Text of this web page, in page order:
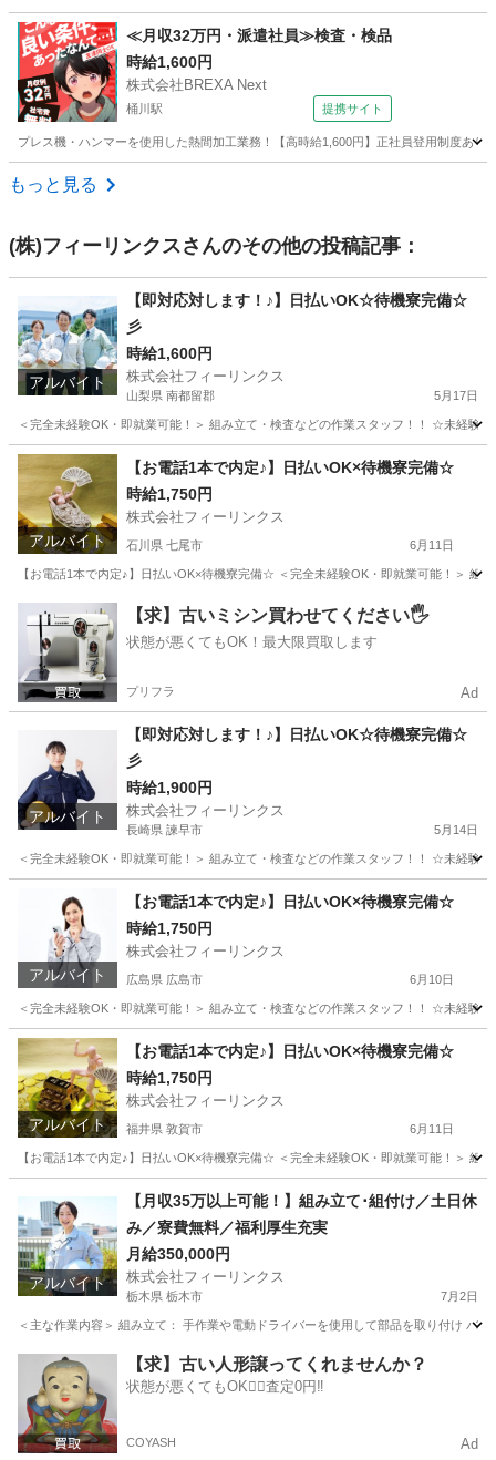
埼玉 越谷市 軽作業 スタッフ
≪月収32万円・派遣社員≫検査・検品
時給1,600円
株式会社BREXA Next
桶川駅 提携サイト
プレス機・ハンマーを使用した熱間加工業務！【高時給1,600円】正社員登用制度あ
埼玉 桶川市
もっと見る
(株)フィーリンクスさんのその他の投稿記事：
アルバイト
【即対応対します！♪】日払いOK☆待機寮完備☆
彡
時給1,600円
株式会社フィーリンクス
山梨県 南都留郡 5月17日
＜完全未経験OK・即就業可能！＞ 組み立て・検査などの作業スタッフ！！ ☆未経
山梨 南都留郡 工場 時給
アルバイト
【お電話1本で内定♪】日払いOK×待機寮完備☆
時給1,750円
株式会社フィーリンクス
石川県 七尾市 6月11日
【お電話1本で内定♪】日払いOK×待機寮完備☆ ＜完全未経験OK・即就業可能！＞
石川 七尾市 工場 時給
【求】古いミシン買わせてください🖐️
状態が悪くてもOK！最大限買取します
プリフラ Ad
アルバイト
【即対応対します！♪】日払いOK☆待機寮完備☆
彡
時給1,900円
株式会社フィーリンクス
長崎県 諫早市 5月14日
＜完全未経験OK・即就業可能！＞ 組み立て・検査などの作業スタッフ！！ ☆未経
軽作業 時給
アルバイト
【お電話1本で内定♪】日払いOK×待機寮完備☆
時給1,750円
株式会社フィーリンクス
広島県 広島市 6月10日
＜完全未経験OK・即就業可能！＞ 組み立て・検査などの作業スタッフ！！ ☆未経
広島 広島市 工場 時給
アルバイト
【お電話1本で内定♪】日払いOK×待機寮完備☆
時給1,750円
株式会社フィーリンクス
福井県 敦賀市 6月11日
【お電話1本で内定♪】日払いOK×待機寮完備☆ ＜完全未経験OK・即就業可能！＞
工場 時給
アルバイト
【月収35万以上可能！】組み立て･組付け／土日休
み／寮費無料／福利厚生充実
月給350,000円
株式会社フィーリンクス
栃木県 栃木市 7月2日
＜主な作業内容＞ 組み立て： 手作業や電動ドライバーを使用して部品を取り付け バ
栃木市 工場 電動
【求】古い人形譲ってくれませんか？
状態が悪くてもOK🙆‍♀️査定0円‼️
COYASH Ad